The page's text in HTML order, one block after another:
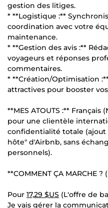
gestion des litiges.
* **Logistique :**
coordination avec votre
maintenance.
* **Gestion des avis :**
voyageurs et réponses
commentaires.
* **Création/Optimisation
attractives pour booster
**MES ATOUTS :**
pour une clientèle
confidentialité totale (ajout
hôte" d'Airbnb, sans
personnels).
**COMMENT ÇA MARCHE ?
Pour 17,29 $US (L'offre de
Je vais gérer la